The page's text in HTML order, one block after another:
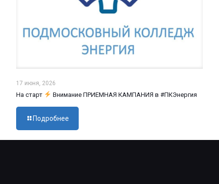
17 июня, 2026
На старт Внимание ПРИЕМНАЯ КАМПАНИЯ в #ПКЭнергия
Подробнее